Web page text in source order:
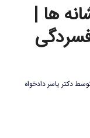
ها |
دکتر یاسر دادخواه